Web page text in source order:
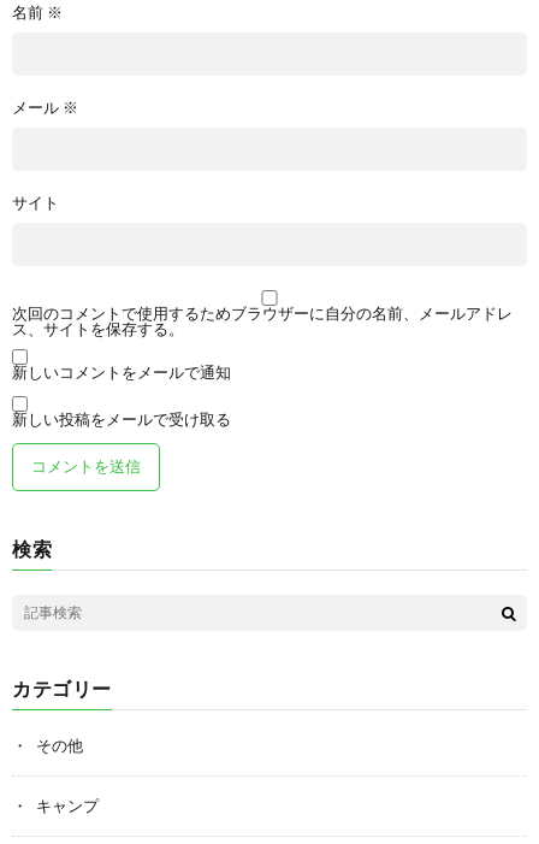
名前 ※
メール ※
サイト
次回のコメントで使用するためブラウザーに自分の名前、メールアドレ
ス、サイトを保存する。
新しいコメントをメールで通知
新しい投稿をメールで受け取る
検索
カテゴリー
その他
キャンプ